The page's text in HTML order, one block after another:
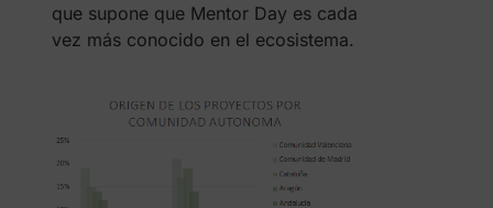
que supone que Mentor Day es cada
vez más conocido en el ecosistema.